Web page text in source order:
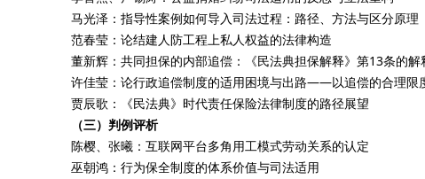
马光泽：指导性案例如何导入司法过程：路径、方法与区分原理
范春莹：论结建人防工程上私人权益的法律构造
董新辉：共同担保的内部追偿：《民法典担保解释》第13条的解
许佳莹：论行政追偿制度的适用困境与出路——以追偿的合理限
贾辰歌：《民法典》时代责任保险法律制度的路径展望
（三）判例评析
陈樱、张曦：互联网平台多角用工模式劳动关系的认定
巫朝鸿：行为保全制度的体系价值与司法适用